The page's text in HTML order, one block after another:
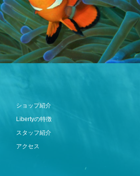
ショップ紹介
Libertyの特徴
スタッフ紹介
アクセス